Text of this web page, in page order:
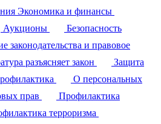
Экономика и финансы
Аукционы
Безопасность
законодательства и правовое
разъясняет закон
Защита
О персональных
прав
Профилактика
терроризма